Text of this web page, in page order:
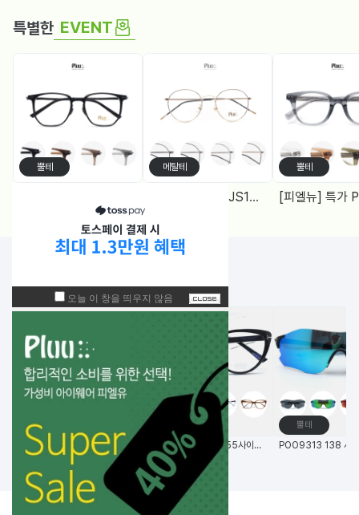
특별한 EVENT
뿔테 메탈테
[피엘유] 특가 PJS1988 (50) 메탈원형, 블루라이트 차단렌즈 2Color
뿔테
메탈테
(한국생산) 노보 선글라스 N5006 58사이즈 메탈 사각 선글라스 노보 안경 N81008 55사이즈 고품격 TR 안경
뿔테